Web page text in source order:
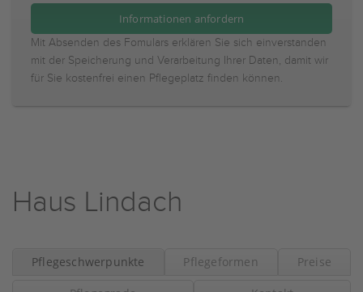
Mit Absenden des Fomulars erklären Sie sich einverstanden
mit der Speicherung und Verarbeitung Ihrer Daten, damit wir
für Sie kostenfrei einen Pflegeplatz finden können.
Haus Lindach
Pflegeschwerpunkte Pflegeformen Preise